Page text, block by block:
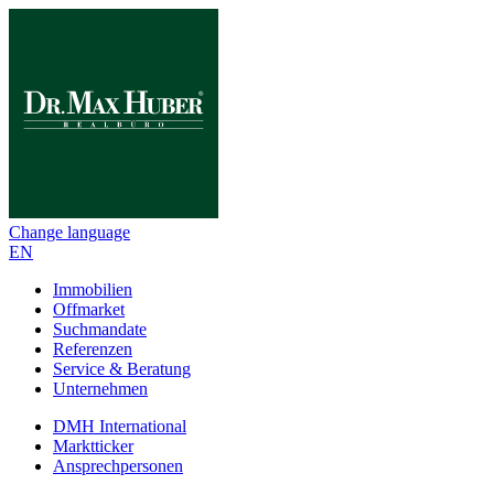
Change language
EN
Immobilien
Offmarket
Suchmandate
Referenzen
Service & Beratung
Unternehmen
DMH International
Marktticker
Ansprechpersonen